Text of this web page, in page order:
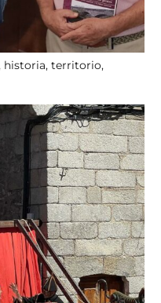
historia, territorio,